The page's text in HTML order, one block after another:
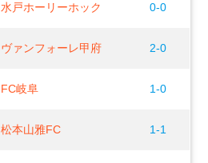
水戸ホーリーホック 0-0
ヴァンフォーレ甲府 2-0
FC岐阜 1-0
松本山雅FC 1-1